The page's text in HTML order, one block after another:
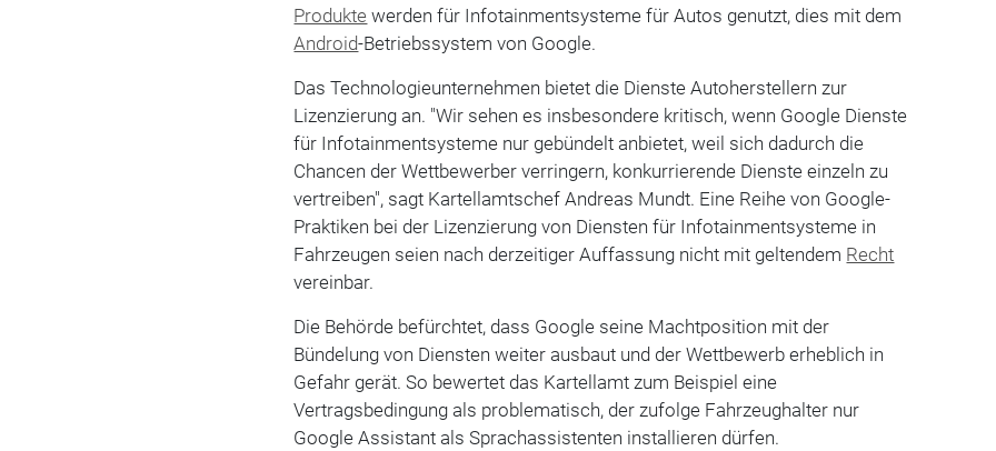
Produkte werden für Infotainmentsysteme für Autos genutzt, dies mit dem
Android-Betriebssystem von Google.
Das Technologieunternehmen bietet die Dienste Autoherstellern zur
Lizenzierung an. "Wir sehen es insbesondere kritisch, wenn Google Dienste
für Infotainmentsysteme nur gebündelt anbietet, weil sich dadurch die
Chancen der Wettbewerber verringern, konkurrierende Dienste einzeln zu
vertreiben", sagt Kartellamtschef Andreas Mundt. Eine Reihe von Google-
Praktiken bei der Lizenzierung von Diensten für Infotainmentsysteme in
Fahrzeugen seien nach derzeitiger Auffassung nicht mit geltendem Recht
vereinbar.
Die Behörde befürchtet, dass Google seine Machtposition mit der
Bündelung von Diensten weiter ausbaut und der Wettbewerb erheblich in
Gefahr gerät. So bewertet das Kartellamt zum Beispiel eine
Vertragsbedingung als problematisch, der zufolge Fahrzeughalter nur
Google Assistant als Sprachassistenten installieren dürfen.